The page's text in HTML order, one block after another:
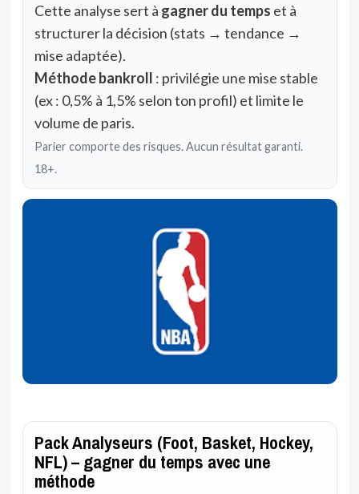
Cette analyse sert à gagner du temps et à
structurer la décision (stats → tendance →
mise adaptée).
Méthode bankroll : privilégie une mise stable
(ex : 0,5% à 1,5% selon ton profil) et limite le
volume de paris.
Parier comporte des risques. Aucun résultat garanti.
18+.
Pack Analyseurs (Foot, Basket, Hockey,
NFL) – gagner du temps avec une
méthode